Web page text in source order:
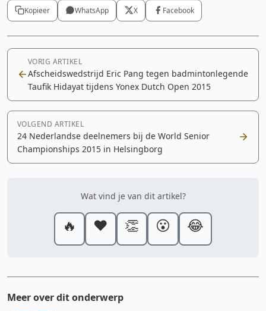
Kopieer WhatsApp X Facebook
VORIG ARTIKEL
Afscheidswedstrijd Eric Pang tegen badmintonlegende
Taufik Hidayat tijdens Yonex Dutch Open 2015
VOLGEND ARTIKEL
24 Nederlandse deelnemers bij de World Senior
Championships 2015 in Helsingborg
Wat vind je van dit artikel?
🔥 ❤️ 👏 😮 😂
Meer over dit onderwerp